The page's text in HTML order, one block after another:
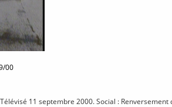
00
11 septembre 2000. Social :